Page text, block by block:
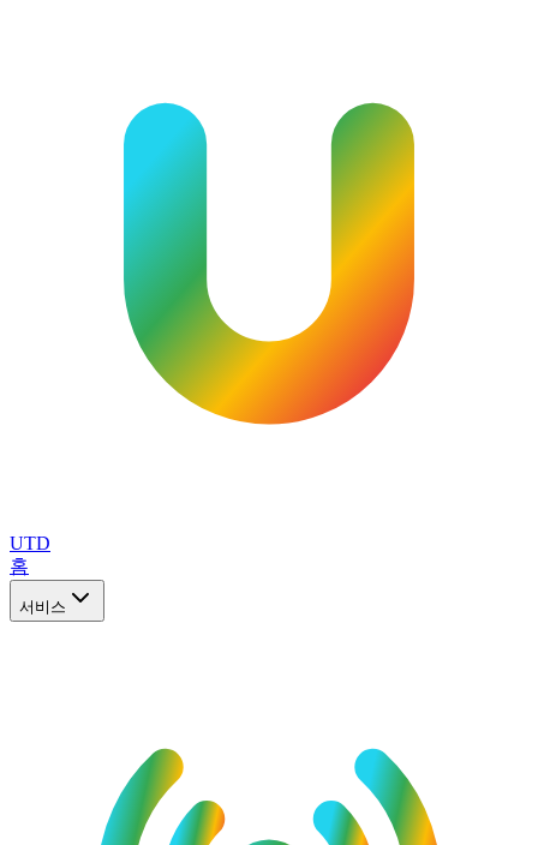
UTD
홈
서비스